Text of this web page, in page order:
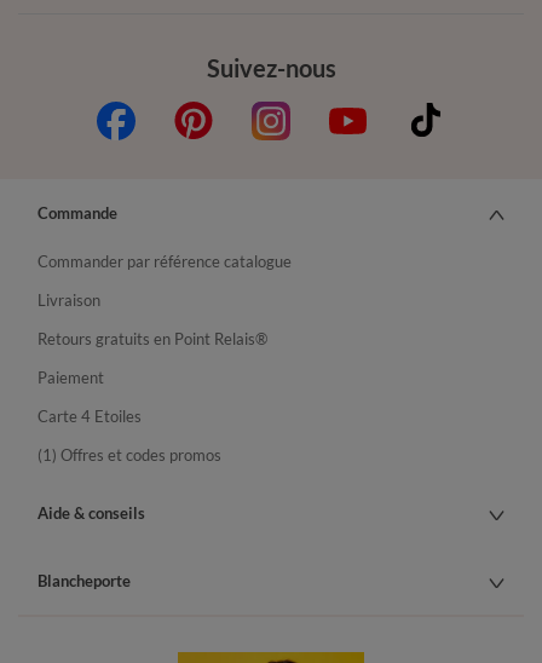
Suivez-nous
Commande
Commander par référence catalogue
Livraison
Retours gratuits en Point Relais®
Paiement
Carte 4 Etoiles
(1) Offres et codes promos
Aide & conseils
Blancheporte